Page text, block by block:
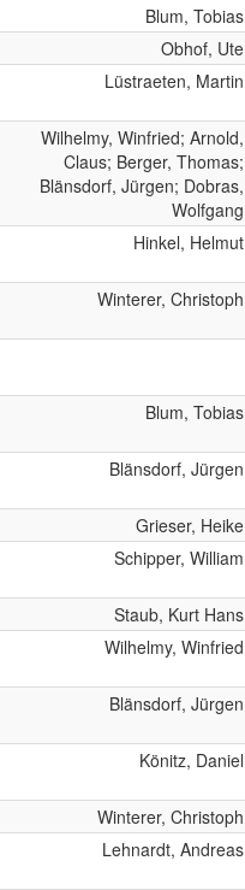
Blum, Tobias
Obhof, Ute
Lüstraeten, Martin
Wilhelmy, Winfried; Arnold,
Claus; Berger, Thomas;
Blänsdorf, Jürgen; Dobras,
Wolfgang
Hinkel, Helmut
Winterer, Christoph
Blum, Tobias
Blänsdorf, Jürgen
Grieser, Heike
Schipper, William
Staub, Kurt Hans
Wilhelmy, Winfried
Blänsdorf, Jürgen
Könitz, Daniel
Winterer, Christoph
Lehnardt, Andreas